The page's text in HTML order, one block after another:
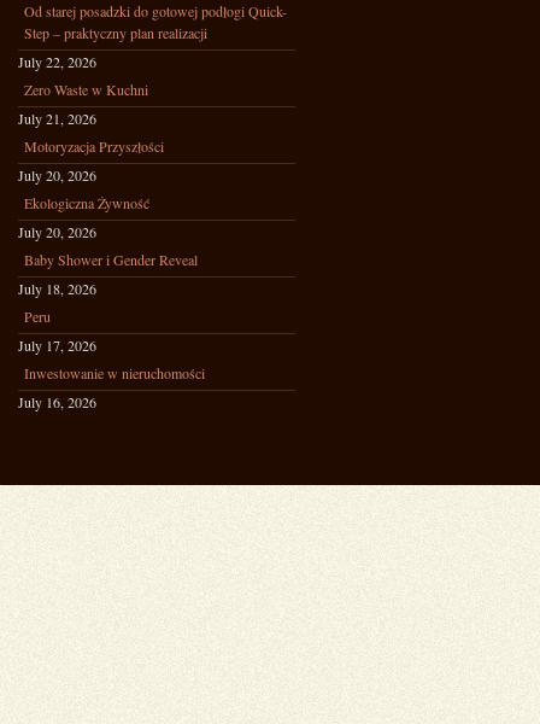
Od starej posadzki do gotowej podłogi Quick-
Step – praktyczny plan realizacji
July 22, 2026
Zero Waste w Kuchni
July 21, 2026
Motoryzacja Przyszłości
July 20, 2026
Ekologiczna Żywność
July 20, 2026
Baby Shower i Gender Reveal
July 18, 2026
Peru
July 17, 2026
Inwestowanie w nieruchomości
July 16, 2026